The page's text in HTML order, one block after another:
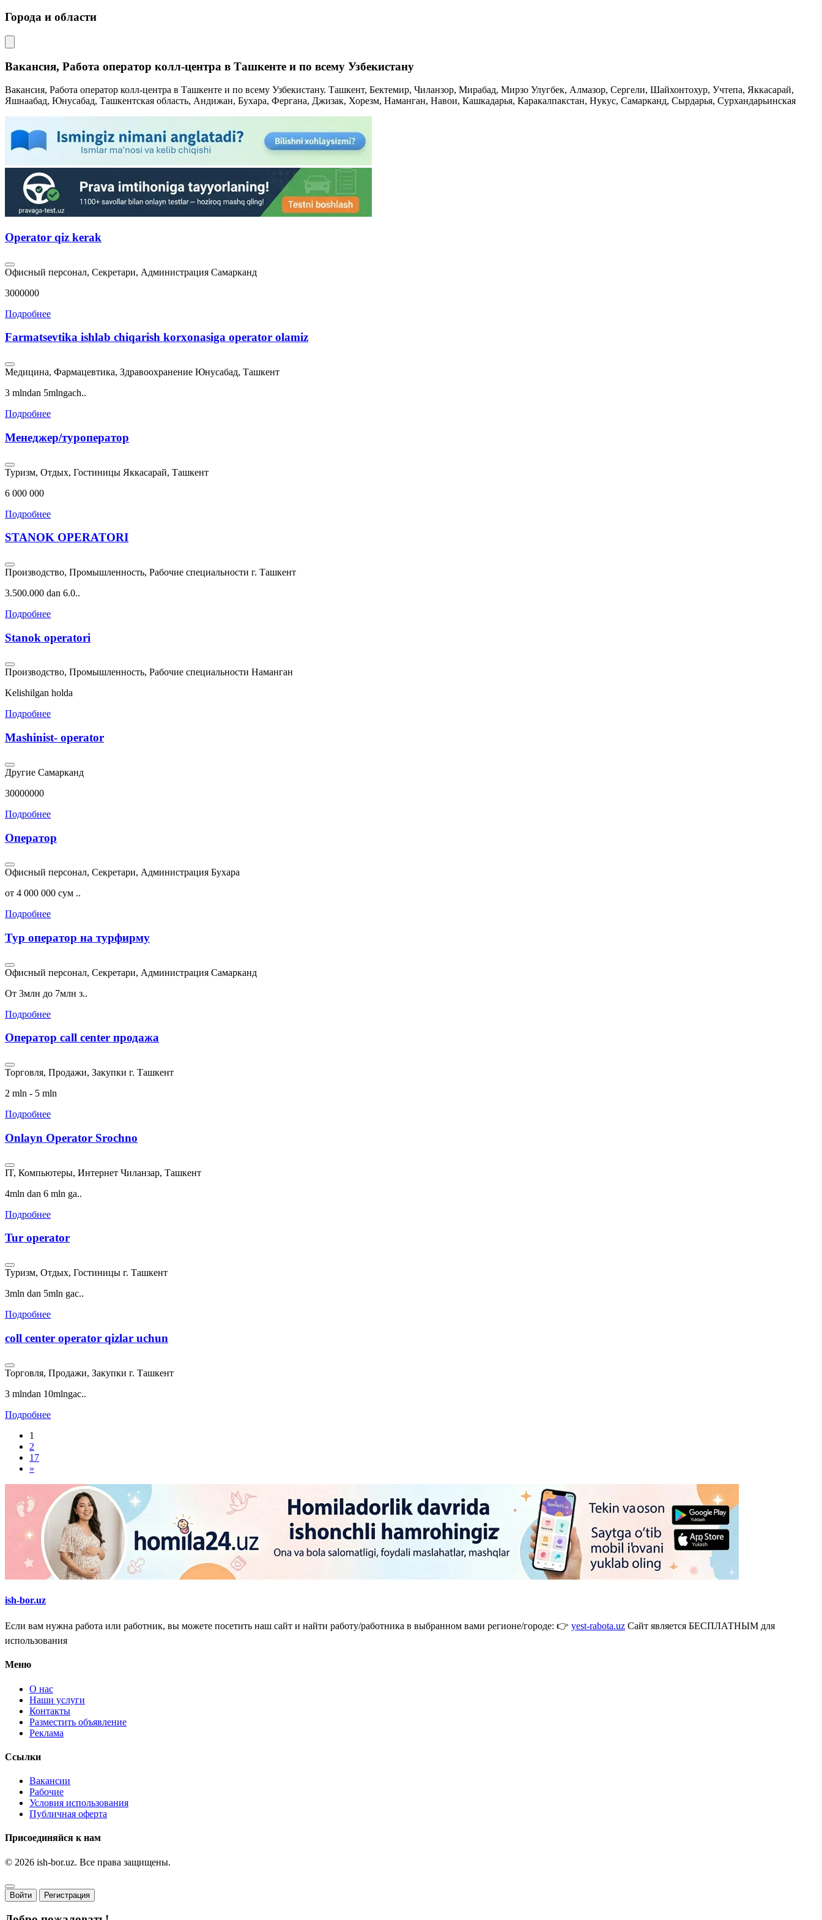
Города и области
Вакансия, Работа оператор колл-центра в Ташкенте и по всему Узбекистану
Вакансия, Работа оператор колл-центра в Ташкенте и по всему Узбекистану. Ташкент, Бектемир, Чиланзор, Мирабад, Мирзо Улугбек, Алмазор, Сергели, Шайхонтохур, Учтепа, Яккасарай,
Яшнаабад, Юнусабад, Ташкентская область, Андижан, Бухара, Фергана, Джизак, Хорезм, Наманган, Навои, Кашкадарья, Каракалпакстан, Нукус, Самарканд, Сырдарья, Сурхандарьинская
Operator qiz kerak
Офисный персонал, Секретари, Администрация Самарканд
3000000
Подробнее
Farmatsevtika ishlab chiqarish korxonasiga operator olamiz
Медицина, Фармацевтика, Здравоохранение Юнусабад, Ташкент
3 mlndan 5mlngach..
Подробнее
Менеджер/туроператор
Туризм, Отдых, Гостиницы Яккасарай, Ташкент
6 000 000
Подробнее
STANOK OPERATORI
Производство, Промышленность, Рабочие специальности г. Ташкент
3.500.000 dan 6.0..
Подробнее
Stanok operatori
Производство, Промышленность, Рабочие специальности Наманган
Kelishilgan holda
Подробнее
Mashinist- operator
Другие Самарканд
30000000
Подробнее
Оператор
Офисный персонал, Секретари, Администрация Бухара
от 4 000 000 сум ..
Подробнее
Тур оператор на турфирму
Офисный персонал, Секретари, Администрация Самарканд
От 3млн до 7млн з..
Подробнее
Оператор call center продажа
Торговля, Продажи, Закупки г. Ташкент
2 mln - 5 mln
Подробнее
Onlayn Operator Srochno
IT, Компьютеры, Интернет Чиланзар, Ташкент
4mln dan 6 mln ga..
Подробнее
Tur operator
Туризм, Отдых, Гостиницы г. Ташкент
3mln dan 5mln gac..
Подробнее
coll center operator qizlar uchun
Торговля, Продажи, Закупки г. Ташкент
3 mlndan 10mlngac..
Подробнее
1
2
17
»
ish-bor.uz
Если вам нужна работа или работник, вы можете посетить наш сайт и найти работу/работника в выбранном вами регионе/городе: 👉 yest-rabota.uz Сайт является БЕСПЛАТНЫМ для
использования
Меню
О нас
Наши услуги
Контакты
Разместить объявление
Реклама
Ссылки
Вакансии
Рабочие
Условия использования
Публичная оферта
Присоединяйся к нам
© 2026 ish-bor.uz. Все права защищены.
Войти Регистрация